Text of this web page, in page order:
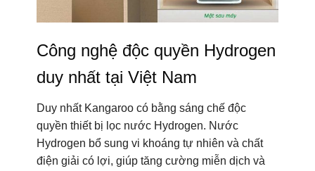
điện giải có lợi, giúp tăng cường miễn dịch và
như một chất chống oxy giúp loại bỏ gốc tự do
Hệ thống 12 lõi lọc mạnh mẽ –
Cho nước khỏe Hydrogen ưu
việt